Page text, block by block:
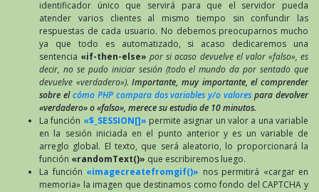
identificador único que servirá para que el servidor pueda
atender varios clientes al mismo tiempo sin confundir las
respuestas de cada usuario. No debemos preocuparnos mucho
ya que todo es automatizado, si acaso dedicaremos una
sentencia «if-then-else» por si acaso devuelve el valor «falso», es
decir, no se pudo iniciar sesión (todo el mundo da por sentado que
devuelve «verdadero»).Importante, muy importante, el comprender
sobre elcómo PHP compara dos variables y/o valores para devolver
«verdadero» o «falso», merece su estudio de 10 minutos.
La función «$_SESSION[]» permite asignar un valor a una variable
en la sesión iniciada en el punto anterior y es un variable de
arreglo global. El texto, que será aleatorio, lo proporcionará la
función «randomText()» que escribiremos luego.
La función «imagecreatefromgif()» nos permitirá «cargar en
memoria» la imagen que destinamos como fondo del CAPTCHA y